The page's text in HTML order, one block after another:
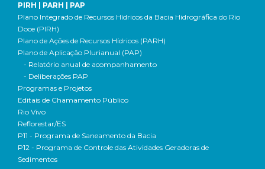
PIRH | PARH | PAP
Plano Integrado de Recursos Hídricos da Bacia Hidrográfica do Rio
Doce (PIRH)
Plano de Ações de Recursos Hídricos (PARH)
Plano de Aplicação Plurianual (PAP)
- Relatório anual de acompanhamento
- Deliberações PAP
Programas e Projetos
Editais de Chamamento Público
Rio Vivo
Reflorestar/ES
P11 - Programa de Saneamento da Bacia
P12 - Programa de Controle das Atividades Geradoras de
Sedimentos